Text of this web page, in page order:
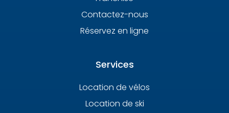
Contactez-nous
Réservez en ligne
Services
Location de vélos
Location de ski